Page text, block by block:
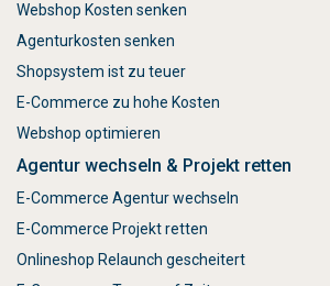
Webshop Kosten senken
Agenturkosten senken
Shopsystem ist zu teuer
E-Commerce zu hohe Kosten
Webshop optimieren
Agentur wechseln & Projekt retten
E-Commerce Agentur wechseln
E-Commerce Projekt retten
Onlineshop Relaunch gescheitert